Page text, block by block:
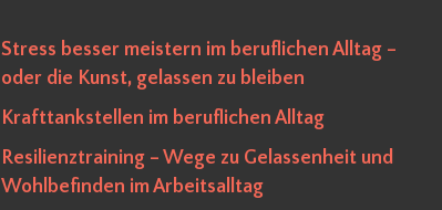
Stress besser meistern im beruflichen Alltag –
oder die Kunst, gelassen zu bleiben
Krafttankstellen im beruflichen Alltag
Resilienztraining – Wege zu Gelassenheit und
Wohlbefinden im Arbeitsalltag